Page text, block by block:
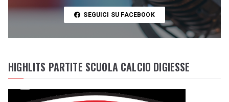
SEGUICI SU FACEBOOK
HIGHLITS PARTITE SCUOLA CALCIO DIGIESSE